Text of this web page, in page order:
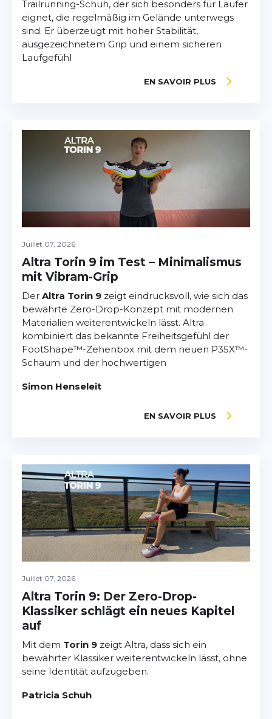
Trailrunning-Schuh, der sich besonders für Läufer
eignet, die regelmäßig im Gelände unterwegs
sind. Er überzeugt mit hoher Stabilität,
ausgezeichnetem Grip und einem sicheren
Laufgefühl
EN SAVOIR PLUS
Juillet 07, 2026
Altra Torin 9 im Test – Minimalismus
mit Vibram-Grip
Der Altra Torin 9 zeigt eindrucksvoll, wie sich das
bewährte Zero-Drop-Konzept mit modernen
Materialien weiterentwickeln lässt. Altra
kombiniert das bekannte Freiheitsgefühl der
FootShape™-Zehenbox mit dem neuen P35X™-
Schaum und der hochwertigen
Simon Henseleit
EN SAVOIR PLUS
Juillet 07, 2026
Altra Torin 9: Der Zero-Drop-
Klassiker schlägt ein neues Kapitel
auf
Mit dem Torin 9 zeigt Altra, dass sich ein
bewährter Klassiker weiterentwickeln lässt, ohne
seine Identität aufzugeben.
Patricia Schuh